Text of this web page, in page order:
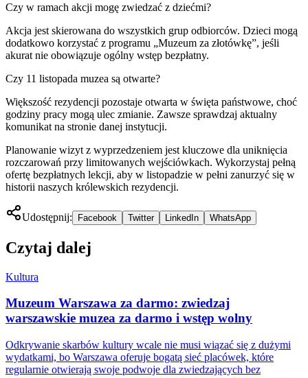
Czy w ramach akcji mogę zwiedzać z dziećmi?
Akcja jest skierowana do wszystkich grup odbiorców. Dzieci mogą
dodatkowo korzystać z programu „Muzeum za złotówkę”, jeśli
akurat nie obowiązuje ogólny wstęp bezpłatny.
Czy 11 listopada muzea są otwarte?
Większość rezydencji pozostaje otwarta w święta państwowe, choć
godziny pracy mogą ulec zmianie. Zawsze sprawdzaj aktualny
komunikat na stronie danej instytucji.
Planowanie wizyt z wyprzedzeniem jest kluczowe dla uniknięcia
rozczarowań przy limitowanych wejściówkach. Wykorzystaj pełną
ofertę bezpłatnych lekcji, aby w listopadzie w pełni zanurzyć się w
historii naszych królewskich rezydencji.
Udostępnij: Facebook Twitter LinkedIn WhatsApp
Czytaj dalej
Kultura
Muzeum Warszawa za darmo: zwiedzaj
warszawskie muzea za darmo i wstęp wolny
Odkrywanie skarbów kultury wcale nie musi wiązać się z dużymi
wydatkami, bo Warszawa oferuje bogatą sieć placówek, które
regularnie otwierają swoje podwoje dla zwiedzających bez